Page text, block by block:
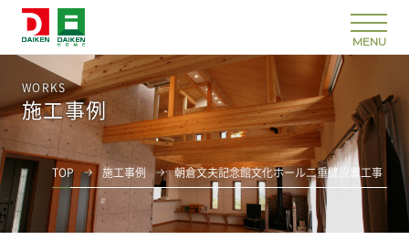
WORKS
施工事例
TOP 施工事例 朝倉文夫記念館文化ホール二重壁設置工事